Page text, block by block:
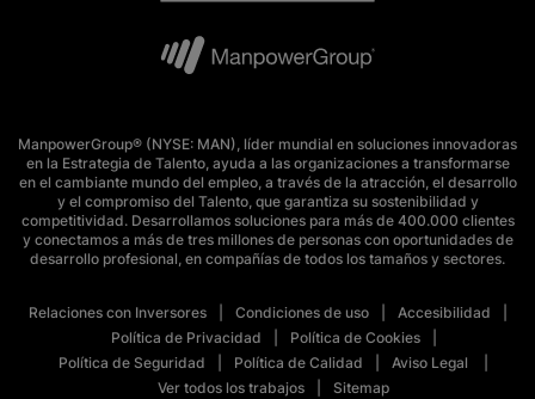
ManpowerGroup® (NYSE: MAN), líder mundial en soluciones innovadoras
en la Estrategia de Talento, ayuda a las organizaciones a transformarse
en el cambiante mundo del empleo, a través de la atracción, el desarrollo
y el compromiso del Talento, que garantiza su sostenibilidad y
competitividad. Desarrollamos soluciones para más de 400.000 clientes
y conectamos a más de tres millones de personas con oportunidades de
desarrollo profesional, en compañías de todos los tamaños y sectores.
Relaciones con Inversores Condiciones de uso
Accesibilidad
Política de Privacidad
Política de Cookies
Política de Seguridad
Política de Calidad
Aviso Legal
Ver todos los trabajos
Sitemap